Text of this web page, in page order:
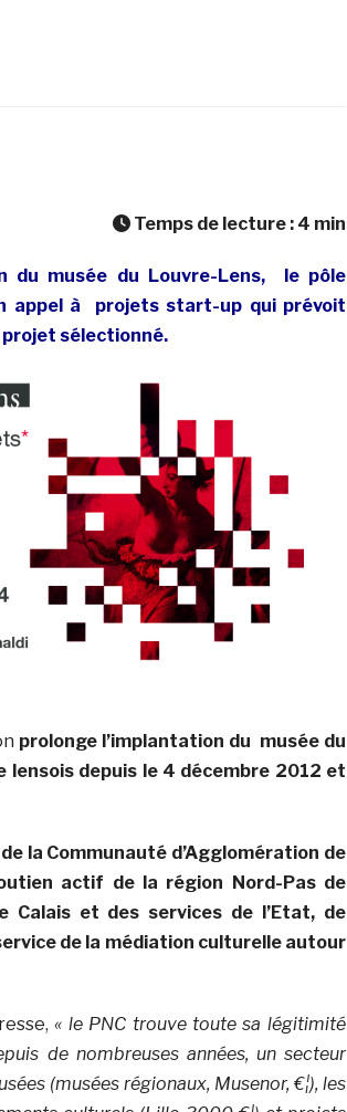
Temps de lecture : 4 min
du musée du Louvre-Lens, le pôle
appel à projets start-up qui prévoit
sélectionné.
prolonge l’implantation du musée du
depuis le 4 décembre 2012 et
la Communauté d’Agglomération de
actif de la région Nord-Pas de
Calais et des services de l’Etat, de
de la médiation culturelle autour
« le PNC trouve toute sa légitimité
de nombreuses années, un secteur
(musées régionaux, Musenor, €¦), les